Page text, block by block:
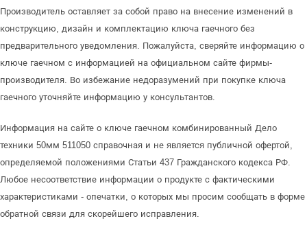
Производитель оставляет за собой право на внесение изменений в
конструкцию, дизайн и комплектацию ключа гаечного без
предварительного уведомления. Пожалуйста, сверяйте информацию о
ключе гаечном с информацией на официальном сайте фирмы-
производителя. Во избежание недоразумений при покупке ключа
гаечного уточняйте информацию у консультантов.
Информация на сайте о ключе гаечном комбинированный Дело
техники 50мм 511050 справочная и не является публичной офертой,
определяемой положениями Статьи 437 Гражданского кодекса РФ.
Любое несоответствие информации о продукте с фактическими
характеристиками - опечатки, о которых мы просим сообщать в форме
обратной связи для скорейшего исправления.